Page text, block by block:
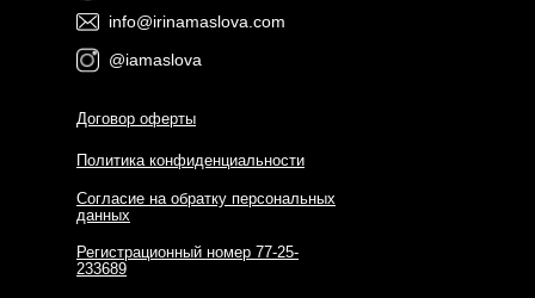
info@irinamaslova.com
@iamaslova
Договор оферты
Политика конфиденциальности
Согласие на обратку персональных
данных
Регистрационный номер 77-25-
233689